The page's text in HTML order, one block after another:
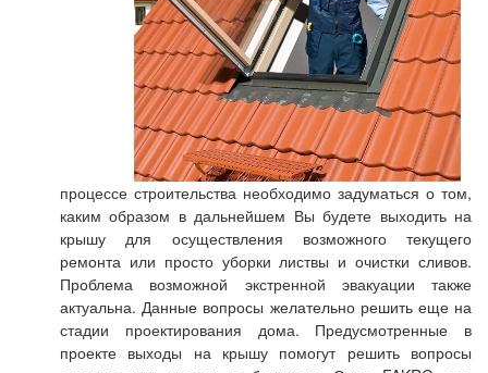
процессе строительства необходимо задуматься о том,
каким образом в дальнейшем Вы будете выходить на
крышу для осуществления возможного текущего
ремонта или просто уборки листвы и очистки сливов.
Проблема возможной экстренной эвакуации также
актуальна. Данные вопросы желательно решить еще на
стадии проектирования дома. Предусмотренные в
проекте выходы на крышу помогут решить вопросы